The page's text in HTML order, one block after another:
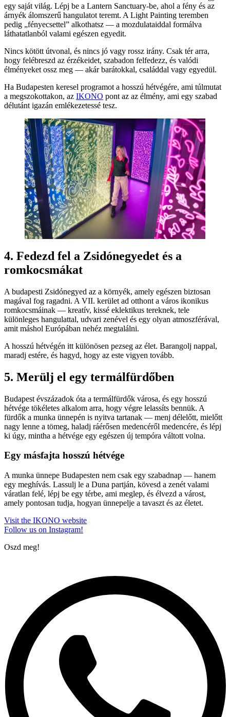
egy saját világ. Lépj be a Lantern Sanctuary-be, ahol a fény és az
árnyék álomszerű hangulatot teremt. A Light Painting teremben
pedig „fényecsettel” alkothatsz — a mozdulataiddal formálva
láthatatlanból valami egészen egyedit.
Nincs kötött útvonal, és nincs jó vagy rossz irány. Csak tér arra,
hogy felébreszd az érzékeidet, szabadon felfedezz, és valódi
élményeket ossz meg — akár barátokkal, családdal vagy egyedül.
Ha Budapesten keresel programot a hosszú hétvégére, ami túlmutat
a megszokottakon, az IKONO pont az az élmény, ami egy szabad
délutánt igazán emlékezetessé tesz.
4. Fedezd fel a Zsidónegyedet és a
romkocsmákat
A budapesti Zsidónegyed az a környék, amely egészen biztosan
magával fog ragadni. A VII. kerület ad otthont a város ikonikus
romkocsmáinak — kreatív, kissé eklektikus tereknek, tele
különleges hangulattal, udvari zenével és egy olyan atmoszférával,
amit máshol Európában nehéz megtalálni.
A hosszú hétvégén itt különösen pezseg az élet. Barangolj nappal,
maradj estére, és hagyd, hogy az este vigyen tovább.
5. Merülj el egy termálfürdőben
Budapest évszázadok óta a termálfürdők városa, és egy hosszú
hétvége tökéletes alkalom arra, hogy végre lelassíts bennük. A
fürdők a munka ünnepén is nyitva tartanak — menj délelőtt, mielőtt
nagy lenne a tömeg, haladj ráérősen medencéről medencére, és lépj
ki úgy, mintha a hétvége egy egészen új tempóra váltott volna.
Egy másfajta hosszú hétvége
A munka ünnepe Budapesten nem csak egy szabadnap — hanem
egy meghívás. Lassulj le a Duna partján, kövesd a zenét valami
váratlan felé, lépj be egy térbe, ami meglep, és élvezd a várost,
amely pontosan tudja, hogyan ünnepelje a tavaszt és az életet.
Visit the IKONO website
Follow us on Instagram!
Oszd meg!